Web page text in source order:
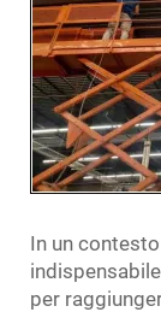
In un
per